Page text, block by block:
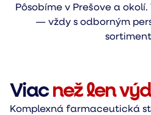
Pôsobíme v Prešove a
— vždy s odborným
Viacnež len
Komplexná farmaceutická